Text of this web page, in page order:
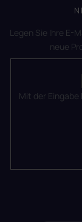
Legen Sie Ihre E-
neue
Mit der